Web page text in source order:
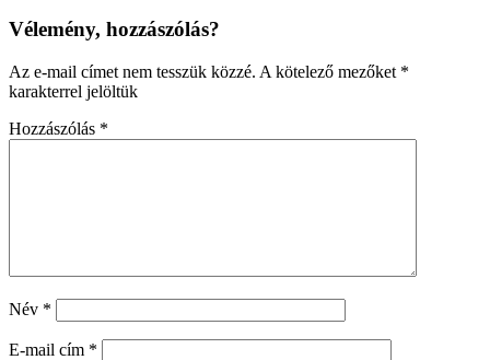
Vélemény, hozzászólás?
Az e-mail címet nem tesszük közzé. A kötelező mezőket *
karakterrel jelöltük
Hozzászólás *
Név *
E-mail cím *